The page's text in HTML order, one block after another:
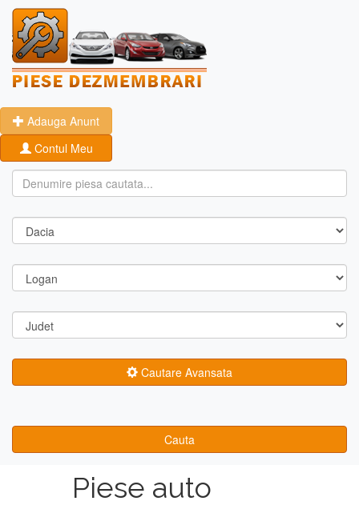
Adauga Anunt
Contul Meu
Cautare Avansata
Cauta
Piese auto